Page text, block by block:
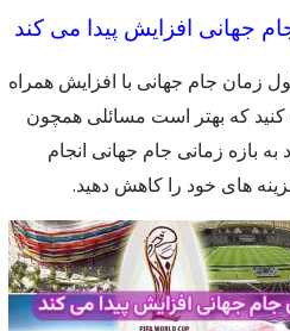
جهانی افزایش پیدا می کند
زمان جام جهانی با افزایش همراه
کنید که بهتر است مسائلی همچون
بازه زمانی جام جهانی انجام
های خود را کاهش دهید.